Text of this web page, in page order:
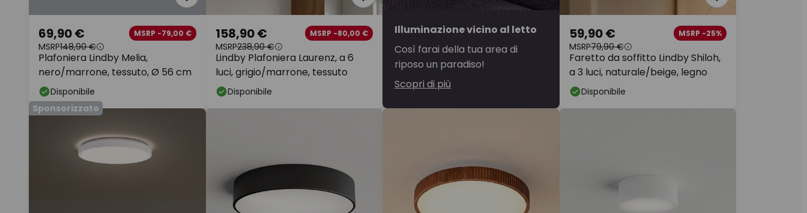
Plafoniera Lindby Melia,
nero/marrone, tessuto, Ø 56 cm
69,90 € MSRP -79,00 €
MSRP148,90 €
Disponibile
Lindby Plafoniera Laurenz, a 6
luci, grigio/marrone, tessuto
158,90 € MSRP -80,00 €
MSRP238,90 €
Disponibile
Illuminazione vicino al letto
Così farai della tua area di
riposo un paradiso!
Scopri di più
Faretto da soffitto Lindby Shiloh,
a 3 luci, naturale/beige, legno
59,90 € MSRP -25%
MSRP79,90 €
Disponibile
Sponsorizzato